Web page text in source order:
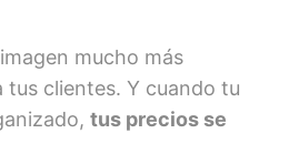
mucho más
clientes. Y cuando tu
tus precios se